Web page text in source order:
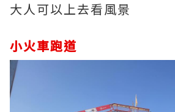
大人可以上去看風景
小火車跑道